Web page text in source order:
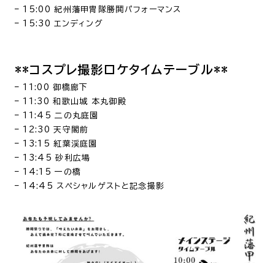
– 15:00 紀州藩甲冑隊勝鬨パフォーマンス
– 15:30 エンディング
**コスプレ撮影ロケタイムテーブル**
– 11:00 御橋廊下
– 11:30 和歌山城 本丸御殿
– 11:45 二の丸庭園
– 12:30 天守閣前
– 13:15 紅葉渓庭園
– 13:45 砂利広場
– 14:15 一の橋
– 14:45 スペシャルゲストと記念撮影